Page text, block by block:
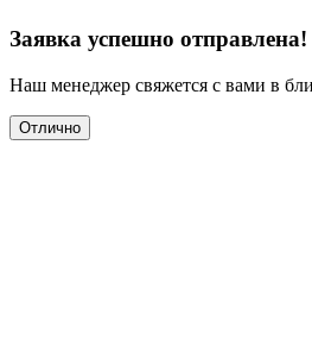
Заявка успешно отправлена!
Наш менеджер свяжется с вами в
Отлично